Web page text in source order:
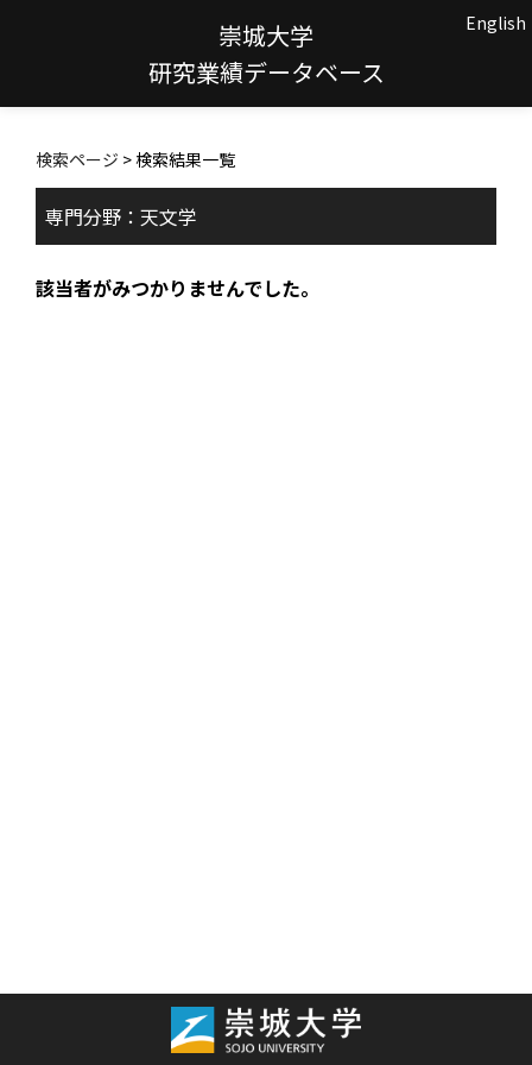
崇城大学
研究業績データベース
English
検索ページ > 検索結果一覧
専門分野：天文学
該当者がみつかりませんでした。